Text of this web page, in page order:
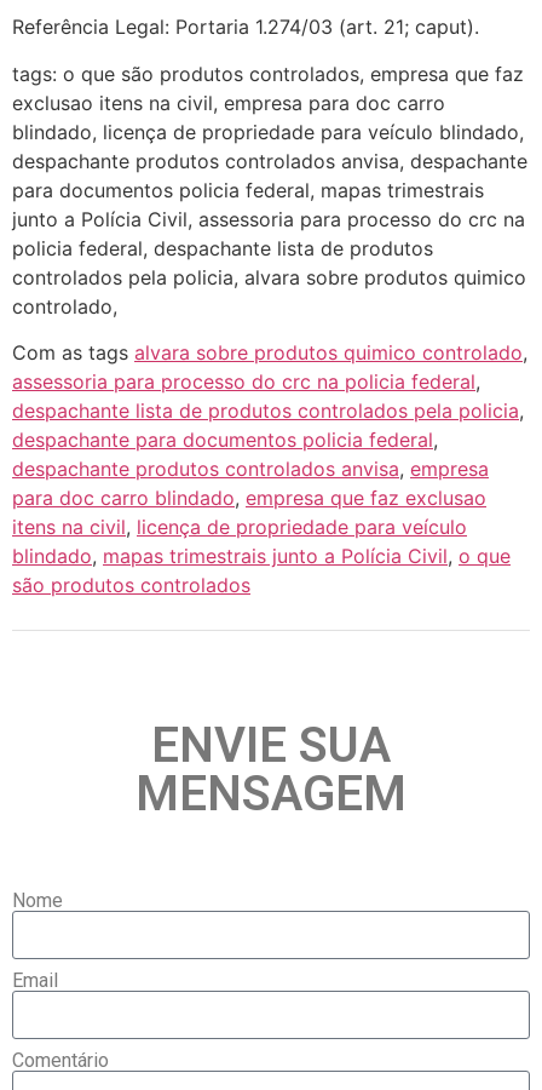
Referência Legal: Portaria 1.274/03 (art. 21; caput).
tags: o que são produtos controlados, empresa que faz
exclusao itens na civil, empresa para doc carro
blindado, licença de propriedade para veículo blindado,
despachante produtos controlados anvisa, despachante
para documentos policia federal, mapas trimestrais
junto a Polícia Civil, assessoria para processo do crc na
policia federal, despachante lista de produtos
controlados pela policia, alvara sobre produtos quimico
controlado,
Com as tags alvara sobre produtos quimico controlado,
assessoria para processo do crc na policia federal,
despachante lista de produtos controlados pela policia,
despachante para documentos policia federal,
despachante produtos controlados anvisa, empresa
para doc carro blindado, empresa que faz exclusao
itens na civil, licença de propriedade para veículo
blindado, mapas trimestrais junto a Polícia Civil, o que
são produtos controlados
ENVIE SUA
MENSAGEM
Nome
Email
Comentário